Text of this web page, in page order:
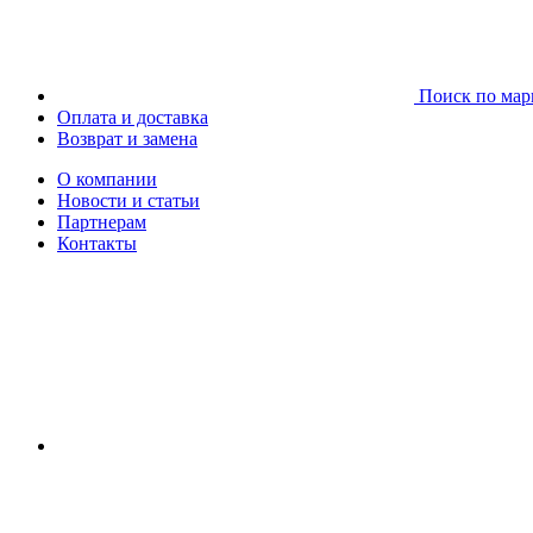
Поиск по
Оплата и доставка
Возврат и замена
О компании
Новости и статьи
Партнерам
Контакты